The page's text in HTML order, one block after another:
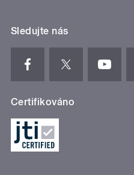
Sledujte nás
Certifikováno